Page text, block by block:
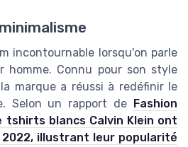
incontournable lorsqu'on parle
homme. Connu pour son style
marque a réussi à redéfinir le
Selon un rapport de
Fashion
tshirts blancs Calvin Klein ont
2022, illustrant leur popularité